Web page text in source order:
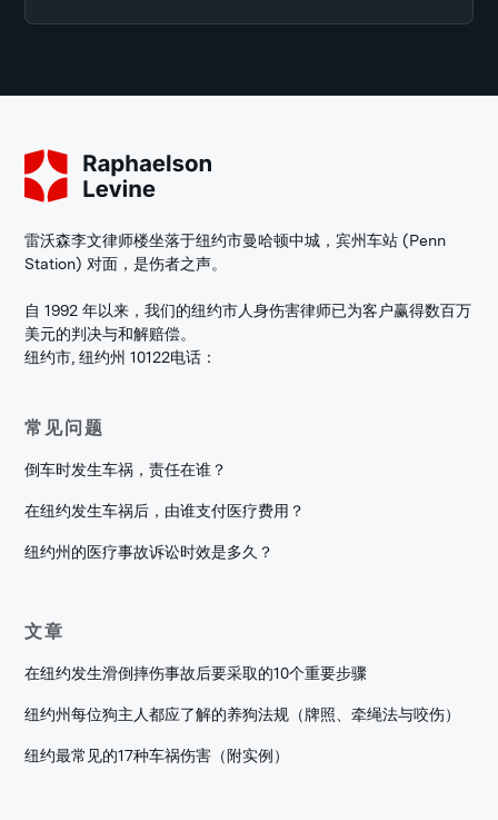
雷沃森李文律师楼坐落于纽约市曼哈顿中城，宾州车站 (Penn
Station) 对面，是伤者之声。
自 1992 年以来，我们的纽约市人身伤害律师已为客户赢得数百万
美元的判决与和解赔偿。
纽约市, 纽约州 10122电话：
常见问题
倒车时发生车祸，责任在谁？
在纽约发生车祸后，由谁支付医疗费用？
纽约州的医疗事故诉讼时效是多久？
文章
在纽约发生滑倒摔伤事故后要采取的10个重要步骤
纽约州每位狗主人都应了解的养狗法规（牌照、牵绳法与咬伤）
纽约最常见的17种车祸伤害（附实例）